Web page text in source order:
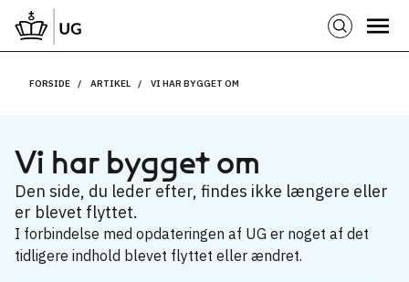
FORSIDE ARTIKEL VI HAR BYGGET OM
Vi har bygget om
Den side, du leder efter, findes ikke længere eller
er blevet flyttet.
I forbindelse med opdateringen af UG er noget af det
tidligere indhold blevet flyttet eller ændret.